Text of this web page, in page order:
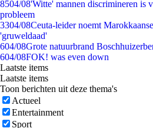
8504/08'Witte' mannen discrimineren is
probleem
3304/08Ceuta-leider noemt
'gruweldaad'
604/08Grote natuurbrand
604/08FOK! was even down
Laatste items
Laatste items
Toon berichten uit deze thema's
Actueel
Entertainment
Sport